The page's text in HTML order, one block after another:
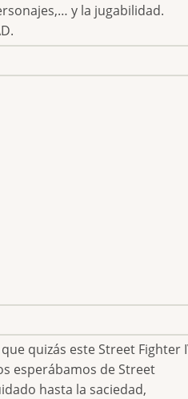
y la jugabilidad.
quizás este Street Fighter
esperábamos de Street
hasta la saciedad,